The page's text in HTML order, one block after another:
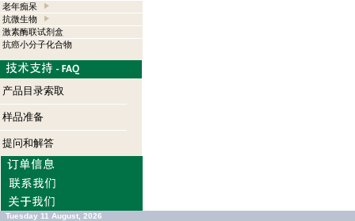
老年痴呆
抗微生物
激素酶联试剂盒
抗癌小分子化合物
产品目录索取
样品准备
提问和解答
Tuesday 11 August, 2026